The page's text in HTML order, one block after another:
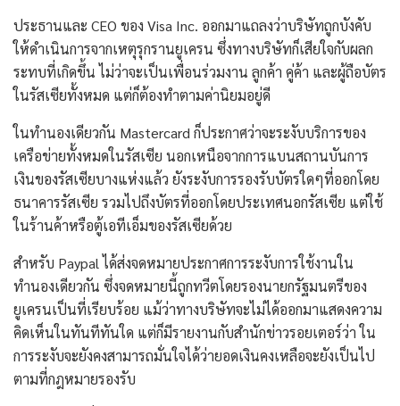
ประธานและ CEO ของ Visa Inc. ออกมาแถลงว่าบริษัทถูกบังคับ
ให้ดำเนินการจากเหตุรุกรานยูเครน ซึ่งทางบริษัทก็เสียใจกับผลก
ระทบที่เกิดขึ้น ไม่ว่าจะเป็นเพื่อนร่วมงาน ลูกค้า คู่ค้า และผู้ถือบัตร
ในรัสเซียทั้งหมด แต่ก็ต้องทำตามค่านิยมอยู่ดี
ในทำนองเดียวกัน Mastercard ก็ประกาศว่าจะระงับบริการของ
เครือข่ายทั้งหมดในรัสเซีย นอกเหนือจากการแบนสถานบันการ
เงินของรัสเซียบางแห่งแล้ว ยังระงับการรองรับบัตรใดๆที่ออกโดย
ธนาคารรัสเซีย รวมไปถึงบัตรที่ออกโดยประเทศนอกรัสเซีย แต่ใช้
ในร้านค้าหรือตู้เอทีเอ็มของรัสเซียด้วย
สำหรับ Paypal ได้ส่งจดหมายประกาศการระงับการใช้งานใน
ทำนองเดียวกัน ซึ่งจดหมายนี้ถูกทวีตโดยรองนายกรัฐมนตรีของ
ยูเครนเป็นที่เรียบร้อย แม้ว่าทางบริษัทจะไม่ได้ออกมาแสดงความ
คิดเห็นในทันทีทันใด แต่ก็มีรายงานกับสำนักข่าวรอยเตอร์ว่า ใน
การระงับจะยังคงสามารถมั่นใจได้ว่ายอดเงินคงเหลือจะยังเป็นไป
ตามที่กฎหมายรองรับ